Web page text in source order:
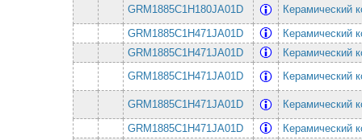
GRM1885C1H180JA01D
Керамический
GRM1885C1H471JA01D
Керамический
GRM1885C1H471JA01D
Керамический
GRM1885C1H471JA01D
Керамический
GRM1885C1H471JA01D
Керамический
GRM1885C1H471JA01D
Керамический